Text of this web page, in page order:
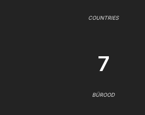
COUNTRIES
7
BÜROOD